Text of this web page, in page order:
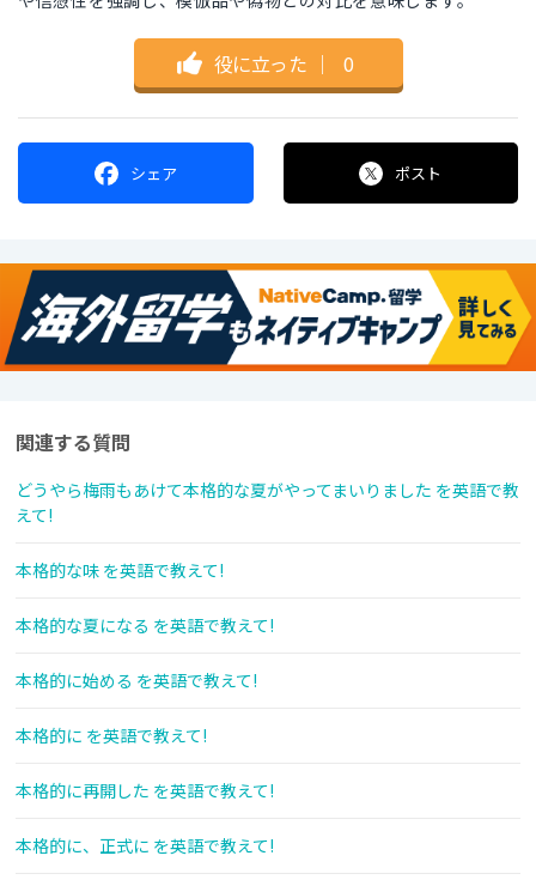
役に立った ｜ 0
シェア ポスト
関連する質問
どうやら梅雨もあけて本格的な夏がやってまいりました を英語で教
えて!
本格的な味 を英語で教えて!
本格的な夏になる を英語で教えて!
本格的に始める を英語で教えて!
本格的に を英語で教えて!
本格的に再開した を英語で教えて!
本格的に、正式に を英語で教えて!